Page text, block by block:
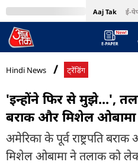
Aaj Tak ई-
MumbaiTak Cosmopolitan
Hindi News ट्रेंडिंग
'इन्होंने फिर से मुझे...',
बराक और मिशेल ओबामा
अमेरिका के पूर्व राष्ट्रपति
मिशेल ओबामा ने तलाक को